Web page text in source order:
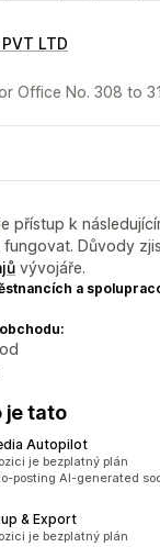
LTD
Office No. 308 to
přístup k
fungovat. Důvody
vývojáře.
a
je tato
Autopilot
190
je bezplatný plán
posting AI-generated
& Export
212
je bezplatný plán